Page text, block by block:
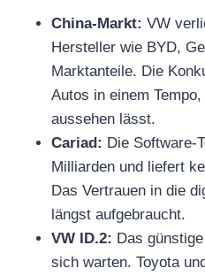
China-Markt: VW
Hersteller wie BYD,
Marktanteile. Die
Autos in einem
aussehen lässt.
Cariad: Die Software-
Milliarden und liefert
Das Vertrauen in die
längst aufgebraucht.
VW ID.2: Das
sich warten. Toyota